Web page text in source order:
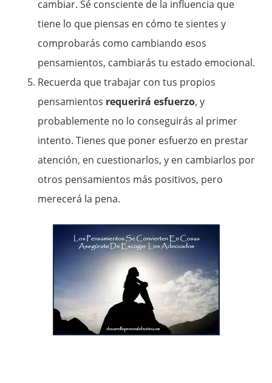
cambiar. Sé consciente de la influencia que
tiene lo que piensas en cómo te sientes y
comprobarás como cambiando esos
pensamientos, cambiarás tu estado emocional.
Recuerda que trabajar con tus propios
pensamientos requerirá esfuerzo, y
probablemente no lo conseguirás al primer
intento. Tienes que poner esfuerzo en prestar
atención, en cuestionarlos, y en cambiarlos por
otros pensamientos más positivos, pero
merecerá la pena.